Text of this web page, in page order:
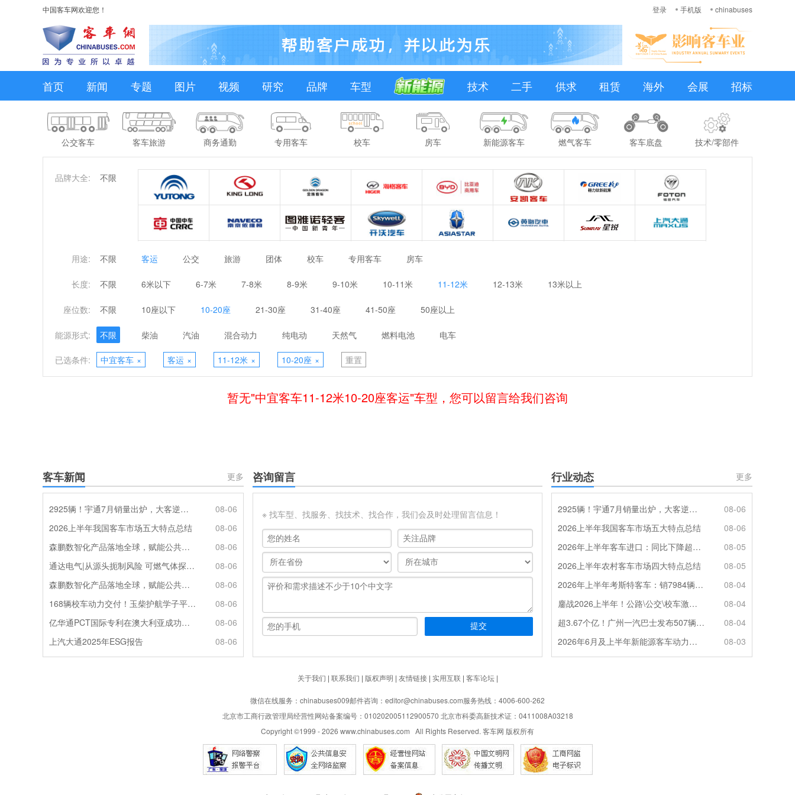
中国客车网欢迎您！ 登录 手机版 chinabuses
首页 新闻 专题 图片 视频 研究 品牌 车型 技术 二手 供求 租赁 海外 会展 招标
公交客车 客车旅游 商务通勤 专用客车 校车 房车 新能源客车 燃气客车 客车底盘 技术/零部件
品牌大全: 不限
用途: 不限 客运 公交 旅游 团体 校车 专用客车 房车
长度: 不限 6米以下 6-7米 7-8米 8-9米 9-10米 10-11米 11-12米 12-13米 13米以上
座位数: 不限 10座以下 10-20座 21-30座 31-40座 41-50座 50座以上
能源形式: 不限 柴油 汽油 混合动力 纯电动 天然气 燃料电池 电车
已选条件: 中宜客车 × 客运 × 11-12米 × 10-20座 × 重置
暂无"中宜客车11-12米10-20座客运"车型，您可以留言给我们咨询
客车新闻 更多
2925辆！宇通7月销量出炉，大客逆势走强筑牢基本盘
08-06
2026上半年我国客车市场五大特点总结
08-06
森鹏数智化产品落地全球，赋能公共交通新升级
08-06
通达电气|从源头扼制风险 可燃气体探测系统灵敏感知商用车燃气泄漏
08-06
森鹏数智化产品落地全球，赋能公共交通新升级
08-06
168辆校车动力交付！玉柴护航学子平安出行
08-06
亿华通PCT国际专利在澳大利亚成功授权
08-06
上汽大通2025年ESG报告
08-06
咨询留言
※ 找车型、找服务、找技术、找合作，我们会及时处理留言信息！
行业动态 更多
2925辆！宇通7月销量出炉，大客逆势走强筑牢基本盘
08-06
2026上半年我国客车市场五大特点总结
08-06
2026年上半年客车进口：同比下降超4成，轻客主体地位凸显
08-05
2026上半年农村客车市场四大特点总结
08-05
2026年上半年考斯特客车：销7984辆 6米领涨领跑 电动化提速
08-04
鏖战2026上半年！公路\公交\校车激烈角逐，谁问鼎赛道赢家?
08-04
超3.67个亿！广州一汽巴士发布507辆纯电动城市客车采购中标公告
08-04
2026年6月及上半年新能源客车动力电池装机量特点分析
08-03
关于我们 | 联系我们 | 版权声明 | 友情链接| 实用互联| 客车论坛|
微信在线服务：chinabuses009邮件咨询：editor@chinabuses.com服务热线：4006-600-262
北京市工商行政管理局经营性网站备案编号：010202005112900570 北京市科委高新技术证：0411008A03218
Copyright ©1999 -2026 www.chinabuses.com All Rights Reserved. 客车网 版权所有